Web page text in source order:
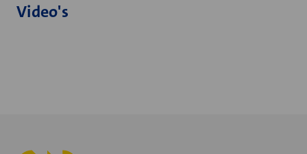
Video's